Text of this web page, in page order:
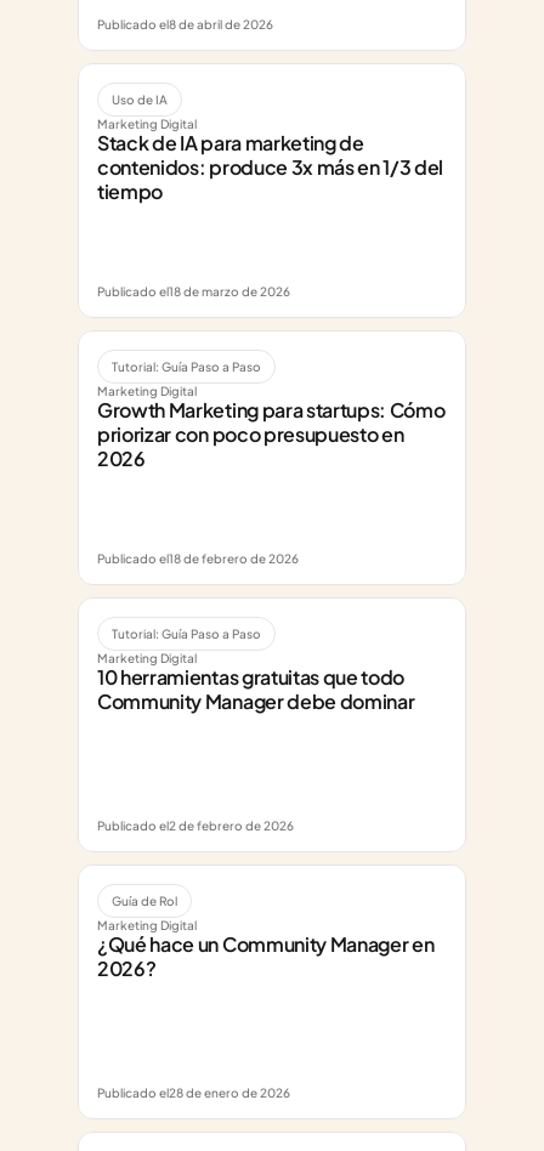
Publicado el8 de abril de 2026
Uso de IA
Marketing Digital
Stack de IA para marketing de
contenidos: produce 3x más en 1/3 del
tiempo
Publicado el18 de marzo de 2026
Tutorial: Guía Paso a Paso
Marketing Digital
Growth Marketing para startups: Cómo
priorizar con poco presupuesto en
2026
Publicado el18 de febrero de 2026
Tutorial: Guía Paso a Paso
Marketing Digital
10 herramientas gratuitas que todo
Community Manager debe dominar
Publicado el2 de febrero de 2026
Guía de Rol
Marketing Digital
¿Qué hace un Community Manager en
2026?
Publicado el28 de enero de 2026